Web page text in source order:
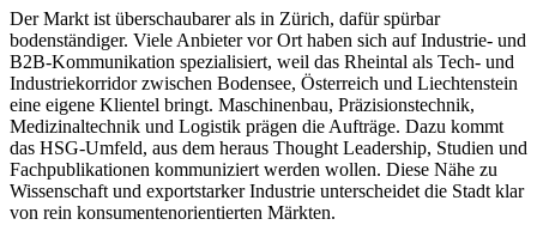
Der Markt ist überschaubarer als in Zürich, dafür spürbar
bodenständiger. Viele Anbieter vor Ort haben sich auf Industrie- und
B2B-Kommunikation spezialisiert, weil das Rheintal als Tech- und
Industriekorridor zwischen Bodensee, Österreich und Liechtenstein
eine eigene Klientel bringt. Maschinenbau, Präzisionstechnik,
Medizinaltechnik und Logistik prägen die Aufträge. Dazu kommt
das HSG-Umfeld, aus dem heraus Thought Leadership, Studien und
Fachpublikationen kommuniziert werden wollen. Diese Nähe zu
Wissenschaft und exportstarker Industrie unterscheidet die Stadt klar
von rein konsumentenorientierten Märkten.